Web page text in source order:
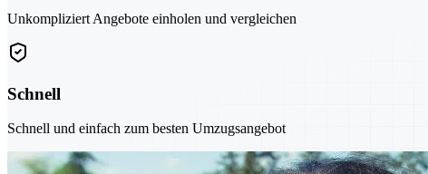
Unkompliziert Angebote einholen und vergleichen
Schnell
Schnell und einfach zum besten Umzugsangebot